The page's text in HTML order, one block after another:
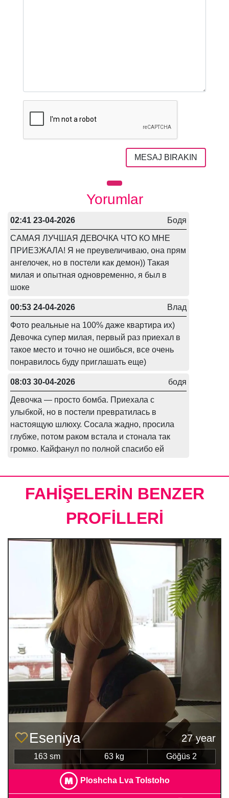
MESAJ BIRAKIN
Yorumlar
02:41 23-04-2026 Бодя
САМАЯ ЛУЧШАЯ ДЕВОЧКА ЧТО КО МНЕ
ПРИЕЗЖАЛА! Я не преувеличиваю, она прям
ангелочек, но в постели как демон)) Такая
милая и опытная одновременно, я был в
шоке
00:53 24-04-2026 Влад
Фото реальные на 100% даже квартира их)
Девочка супер милая, первый раз приехал в
такое место и точно не ошибься, все очень
понравилось буду приглашать еще)
08:03 30-04-2026 бодя
Девочка — просто бомба. Приехала с
улыбкой, но в постели превратилась в
настоящую шлюху. Сосала жадно, просила
глубже, потом раком встала и стонала так
громко. Кайфанул по полной спасибо ей
FAHİŞELERİN BENZER
PROFİLLERİ
Eseniya 27 year
163 sm 63 kg Göğüs 2
Ploshcha Lva Tolstoho